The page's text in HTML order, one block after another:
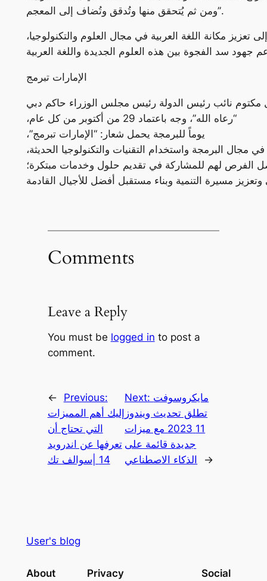
ومن ثم يُتحقق منها وتُدقق وتُضاف إلى المعجم”.
مكانة اللغة العربية في مجال العلوم والتكنولوجيا،
الإمارات تبرمج
نائب رئيس الدولة رئيس مجلس الوزراء حاكم دبي
“رعاه الله”، وجه باعتماد 29 من أكتوبر من كل عام،
يوماً للبرمجة يحمل شعار: “الإمارات تبرمج”،
مجال البرمجة واستخدام التقنيات والتكنولوجيا الحديثة،
الفرص لهم للمشاركة في تقديم حلول وخدمات مبتكرة؛
Comments
Leave a Reply
You must be logged in to post a
comment.
←
Previous:
إليك أهم المميزات
التي تحتاج أن
تعرفها عن اندرويد
14 |سوالف تك
Next: مايكروسوفت
تطلق تحديث ويندوز
11 2023 مع ميزات
جديدة قائمة على
الذكاء الاصطناعي
→
User's blog
About Privacy Social